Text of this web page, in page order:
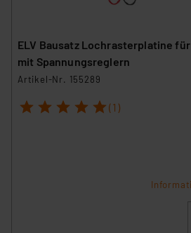
ELV Bausatz Lochrasterplatine
mit Spannungsreglern
Artikel-Nr. 155289
1 2 3 4 5 (1)